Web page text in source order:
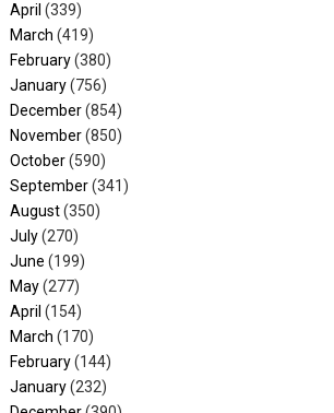
April (339)
March (419)
February(380)
January(756)
December(854)
November(850)
October(590)
September(341)
August(350)
July(270)
June (199)
May(277)
April (154)
March (170)
February(144)
January(232)